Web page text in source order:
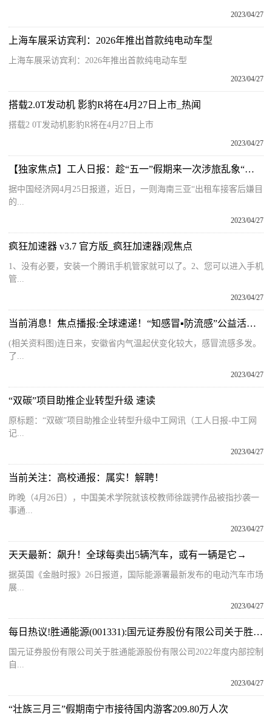
2023/04/27
上海车展采访宾利：2026年推出首款纯电动车型
上海车展采访宾利：2026年推出首款纯电动车型
2023/04/27
搭载2.0T发动机 影豹R将在4月27日上市_热闻
搭载2 0T发动机影豹R将在4月27日上市
2023/04/27
【独家焦点】工人日报：趁“五一”假期来一次涉旅乱象“大扫除”
据中国经济网4月25日报道，近日，一则海南三亚“出租车接客后嫌目
的...
2023/04/27
疯狂加速器 v3.7 官方版_疯狂加速器|观焦点
1、没有必要，安装一个腾讯手机管家就可以了。2、您可以进入手机
管...
2023/04/27
当前消息！焦点播报:全球速递！“知感冒▪防流感”公益活动走进合肥百姓缘|焦点关注-环球短讯
(相关资料图)连日来，安徽省内气温起伏变化较大，感冒流感多发。
了...
2023/04/27
“双碳”项目助推企业转型升级 速读
原标题：“双碳”项目助推企业转型升级中工网讯（工人日报-中工网
记...
2023/04/27
当前关注：高校通报：属实！解聘！
昨晚（4月26日），中国美术学院就该校教师徐跋骋作品被指抄袭一
事通...
2023/04/27
天天最新：飙升！全球每卖出5辆汽车，或有一辆是它→
据英国《金融时报》26日报道，国际能源署最新发布的电动汽车市场
展...
2023/04/27
每日热议!胜通能源(001331):国元证券股份有限公司关于胜通能源股份有限公司2022年度内部控制自我评价报告的核查意见
国元证券股份有限公司关于胜通能源股份有限公司2022年度内部控制
自...
2023/04/27
“壮族三月三”假期南宁市接待国内游客209.80万人次